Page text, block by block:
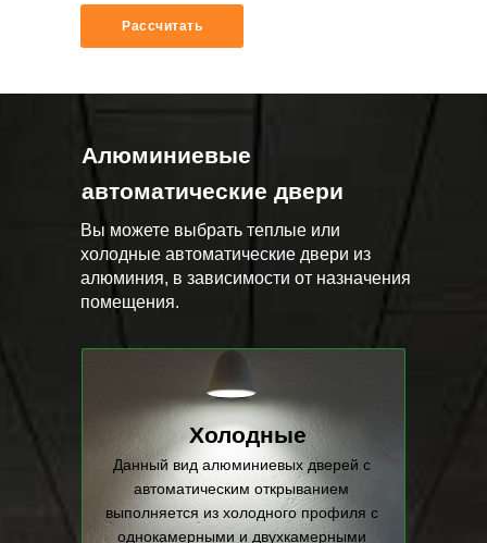
Рассчитать
Холодные
Данный вид алюминиевых дверей с
автоматическим открыванием
выполняется из холодного профиля с
однокамерными и двухкамерными
Алюминиевые
автоматические двери
Вы можете выбрать теплые или
холодные автоматические двери из
алюминия, в зависимости от назначения
помещения.